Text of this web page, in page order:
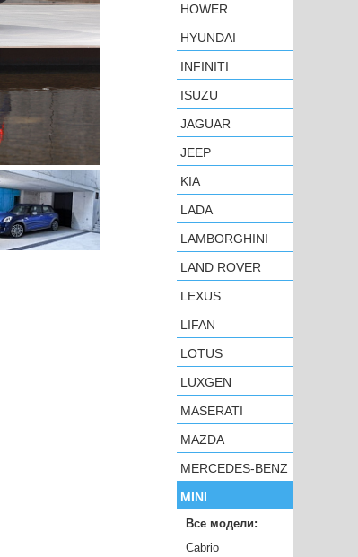
HOWER
HYUNDAI
INFINITI
ISUZU
JAGUAR
JEEP
KIA
LADA
LAMBORGHINI
LAND ROVER
LEXUS
LIFAN
LOTUS
LUXGEN
MASERATI
MAZDA
MERCEDES-BENZ
MINI
Все модели:
Cabrio